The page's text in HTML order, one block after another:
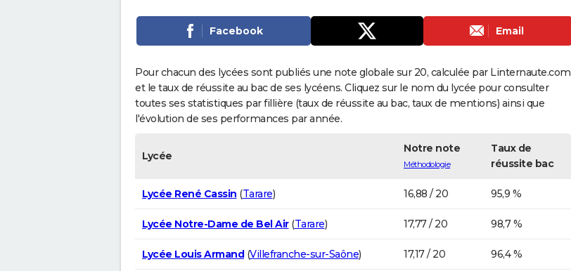
Facebook Email
Pour chacun des lycées sont publiés une note globale sur 20, calculée par Linternaute.com
et le taux de réussite au bac de ses lycéens. Cliquez sur le nom du lycée pour consulter
toutes ses statistiques par fillière (taux de réussite au bac, taux de mentions) ainsi que
l'évolution de ses performances par année.
Lycée
Notre note
Méthodologie
Taux de
réussite bac
Lycée René Cassin (Tarare) 16,88 / 20 95,9 %
Lycée Notre-Dame de Bel Air(Tarare) 17,77 / 20 98,7 %
Lycée Louis Armand(Villefranche-sur-Saône) 17,17 / 20 96,4 %